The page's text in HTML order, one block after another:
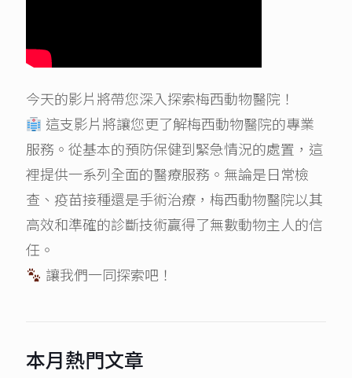
今天的影片將帶您深入探索梅西動物醫院！
這支影片將讓您更了解梅西動物醫院的專業
服務。從基本的預防保健到緊急情況的處置，這
裡提供一系列全面的醫療服務。無論是日常檢
查、疫苗接種還是手術治療，梅西動物醫院以其
高效和準確的診斷技術贏得了無數動物主人的信
任。
讓我們一同探索吧！
本月熱門文章